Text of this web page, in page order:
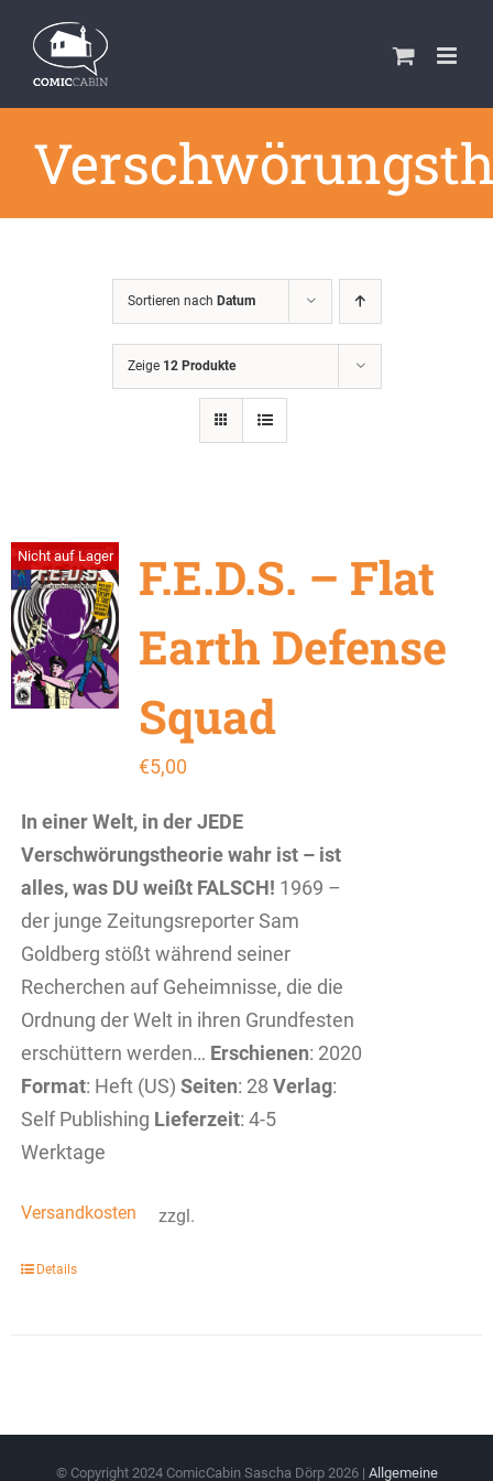
Inhalt
springen
Sortieren nach Datum
Zeige 12 Produkte
Nicht auf Lager
F.E.D.S. – Flat
Earth Defense
Squad
€5,00
In einer Welt, in der JEDE
Verschwörungstheorie wahr ist – ist
alles, was DU weißt FALSCH! 1969 –
der junge Zeitungsreporter Sam
Goldberg stößt während seiner
Recherchen auf Geheimnisse, die die
Ordnung der Welt in ihren Grundfesten
erschüttern werden… Erschienen: 2020
Format: Heft (US) Seiten: 28 Verlag:
Self Publishing Lieferzeit: 4-5
Werktage
zzgl.
Versandkosten
Details
© Copyright 2024 ComicCabin Sascha Dörp 2026 | Allgemeine